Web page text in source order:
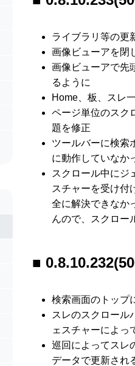
ライブラリ等の更
画像ビューアを閉
画像ビューアで先
るように
Home、板、スレ
ページ単位のスク
題を修正
ツールバーに検索
に動作していなか
スクロール中にジ
スチャーを受け付
全に解決できなか
んので、スクロー
検索画面のトップ
スレのスクロール
ェスチャーによっ
巡回によってスレ
データで更新され